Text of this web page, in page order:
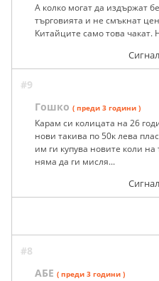
А колко могат да издържат
търговията и не смъкнат
Китайците само това чакат.
#9
Гошко ( преди 3 години )
Карам си колицата на 26
нови такива по 50к лева
им ги купува новите коли
няма да ги мисля...
#8
AБЕ ( преди 3 години )